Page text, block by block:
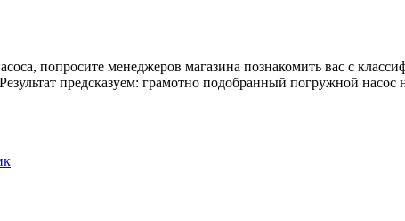
попросите менеджеров магазина познакомить вас с
предсказуем: грамотно подобранный погружной